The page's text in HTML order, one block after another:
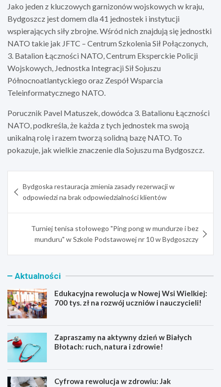
Jako jeden z kluczowych garnizonów wojskowych w kraju,
Bydgoszcz jest domem dla 41 jednostek i instytucji
wspierających siły zbrojne. Wśród nich znajdują się jednostki
NATO takie jak JFTC – Centrum Szkolenia Sił Połączonych,
3. Batalion Łączności NATO, Centrum Eksperckie Policji
Wojskowych, Jednostka Integracji Sił Sojuszu
Północnoatlantyckiego oraz Zespół Wsparcia
Teleinformatycznego NATO.
Porucznik Pavel Matuszek, dowódca 3. Batalionu Łączności
NATO, podkreśla, że każda z tych jednostek ma swoją
unikalną rolę i razem tworzą solidną bazę NATO. To
pokazuje, jak wielkie znaczenie dla Sojuszu ma Bydgoszcz.
wpisu
Bydgoska restauracja zmienia zasady rezerwacji w
odpowiedzi na brak odpowiedzialności klientów
Turniej tenisa stołowego "Ping pong w mundurze i bez
munduru" w Szkole Podstawowej nr 10 w Bydgoszczy
Aktualności
Edukacyjna rewolucja w Nowej Wsi Wielkiej:
700 tys. zł na rozwój uczniów i nauczycieli!
Zapraszamy na aktywny dzień w Białych
Błotach: ruch, natura i zdrowie!
Cyfrowa rewolucja w zdrowiu: Jak